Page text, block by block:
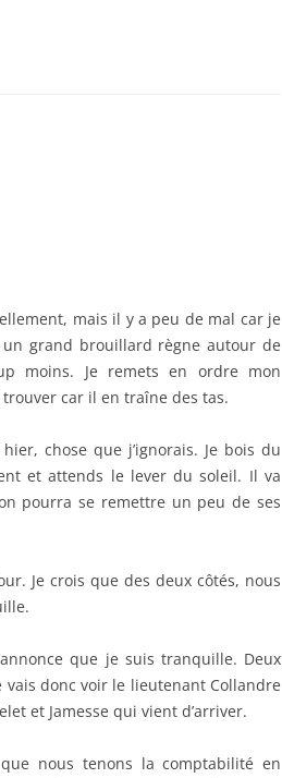
mais il y a peu de mal car je
grand brouillard règne autour de
moins. Je remets en ordre mon
car il en traîne des tas.
chose que j’ignorais. Je bois du
et attends le lever du soleil. Il va
pourra se remettre un peu de ses
Je crois que des deux côtés, nous
que je suis tranquille. Deux
vais donc voir le lieutenant Collandre
et Jamesse qui vient d’arriver.
nous tenons la comptabilité en